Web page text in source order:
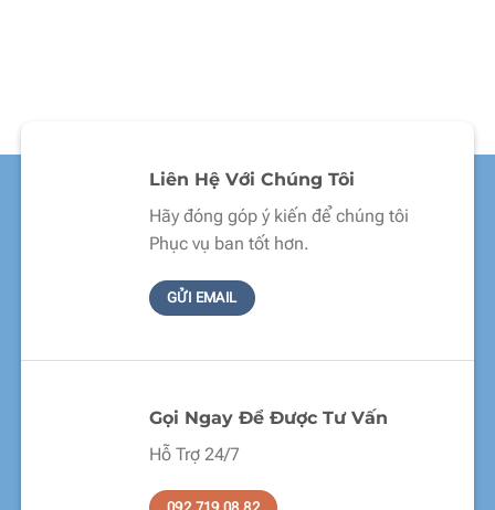
Liên Hệ Với Chúng Tôi
Hãy đóng góp ý kiến để chúng tôi
Phục vụ ban tốt hơn.
GỬI EMAIL
Gọi Ngay Để Được Tư Vấn
Hỗ Trợ 24/7